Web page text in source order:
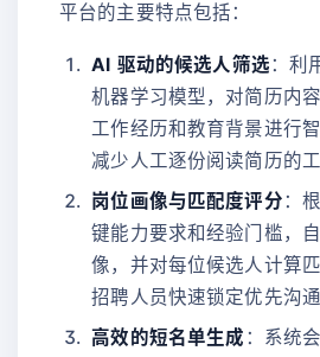
平台的主要特点包括：
AI 驱动的候选人筛选：利
机器学习模型，对简历内
工作经历和教育背景进行
减少人工逐份阅读简历的工
岗位画像与匹配度评分：
键能力要求和经验门槛，
像，并对每位候选人计算
招聘人员快速锁定优先沟通
高效的短名单生成 ：系统